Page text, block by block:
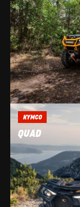
KYMCO
QUAD